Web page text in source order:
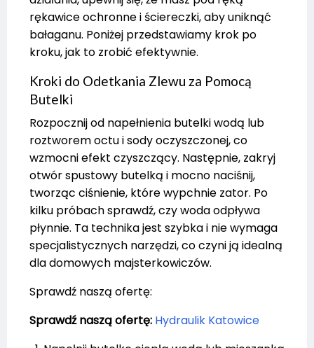
rękawice ochronne i ściereczki, aby uniknąć
bałaganu. Poniżej przedstawiamy krok po
kroku, jak to zrobić efektywnie.
Kroki do Odetkania Zlewu za Pomocą
Butelki
Rozpocznij od napełnienia butelki wodą lub
roztworem octu i sody oczyszczonej, co
wzmocni efekt czyszczący. Następnie, zakryj
otwór spustowy butelką i mocno naciśnij,
tworząc ciśnienie, które wypchnie zator. Po
kilku próbach sprawdź, czy woda odpływa
płynnie. Ta technika jest szybka i nie wymaga
specjalistycznych narzędzi, co czyni ją idealną
dla domowych majsterkowiczów.
Sprawdź naszą ofertę:
Sprawdź naszą ofertę: Hydraulik Katowice